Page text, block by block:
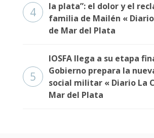
4
la plata”: el dolor y el
familia de Mailén «
de Mar del Plata
5
IOSFA llega a su etapa
Gobierno prepara la
social militar « Diario La
Mar del Plata